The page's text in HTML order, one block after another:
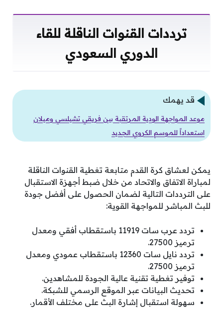
ترددات القنوات الناقلة للقاء
الدوري السعودي
قد يهمك
موعد المواجهة الودية المرتقبة بين فريقي تشيلسي وميلان
استعداداً للموسم الكروي الجديد
يمكن لعشاق كرة القدم متابعة تغطية القنوات الناقلة
لمباراة الاتفاق والاتحاد من خلال ضبط أجهزة الاستقبال
على الترددات التالية لضمان الحصول على أفضل جودة
للبث المباشر للمواجهة القوية:
تردد عرب سات 11919 باستقطاب أفقي ومعدل
ترميز 27500.
تردد نايل سات 12360 باستقطاب عمودي ومعدل
ترميز 27500.
توفير تغطية تقنية عالية الجودة للمشاهدين.
تحديث البيانات عبر الموقع الرسمي للشبكة.
سهولة استقبال إشارة البث على مختلف الأقمار.